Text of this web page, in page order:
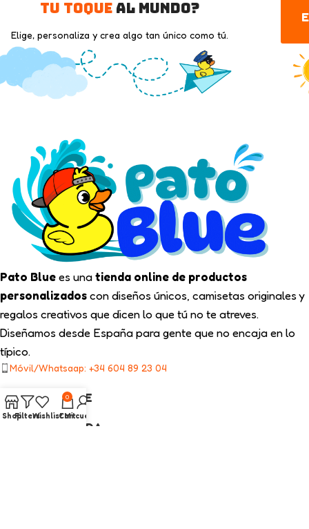
tu toqueal mundo?
Elige, personaliza y crea algo tan único como tú.
Pato Bluees unatienda online de productos
personalizadoscon diseños únicos, camisetas originales y
regalos creativos que dicen lo que tú no te atreves.
Diseñamos desde España para gente que no encaja en lo
típico.
Móvil/Whatsaap: +34 604 89 23 04
TIPS PATO BLUE
NUESTRA TIENDA
ShopFiltersWishlist
0
Cart
Mi cuenta